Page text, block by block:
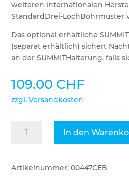
weiteren internationalen
StandardDrei-LochBohrmuster
Das optional erhältliche
(separat erhältlich) sichert
an der SUMMITHalterung, falls
109.00 CHF
zzgl. Versandkosten
Tactical
Shroud
/
In den
Artikelnummer:00447CEB